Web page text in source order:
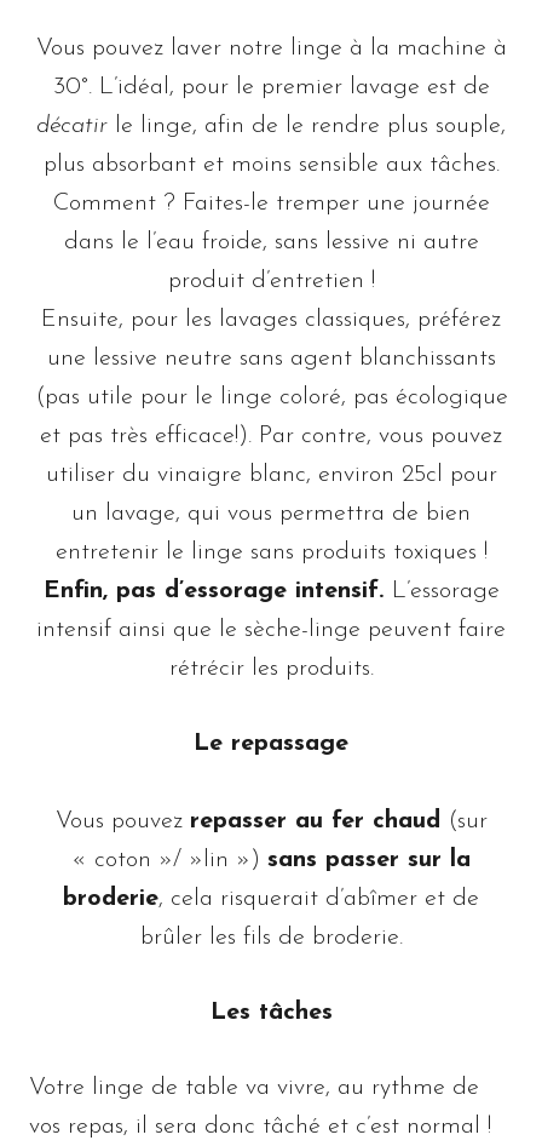
Vous pouvez laver notre linge à la machine à
30°. L’idéal, pour le premier lavage est de
décatir le linge, afin de le rendre plus souple,
plus absorbant et moins sensible aux tâches.
Comment ? Faites-le tremper une journée
dans le l’eau froide, sans lessive ni autre
produit d’entretien !
Ensuite, pour les lavages classiques, préférez
une lessive neutre sans agent blanchissants
(pas utile pour le linge coloré, pas écologique
et pas très efficace!). Par contre, vous pouvez
utiliser du vinaigre blanc, environ 25cl pour
un lavage, qui vous permettra de bien
entretenir le linge sans produits toxiques !
Enfin, pas d’essorage intensif. L’essorage
intensif ainsi que le sèche-linge peuvent faire
rétrécir les produits.
Le repassage
Vous pouvez repasser au fer chaud (sur
« coton »/ »lin ») sans passer sur la
broderie, cela risquerait d’abîmer et de
brûler les fils de broderie.
Les tâches
Votre linge de table va vivre, au rythme de
vos repas, il sera donc tâché et c’est normal !